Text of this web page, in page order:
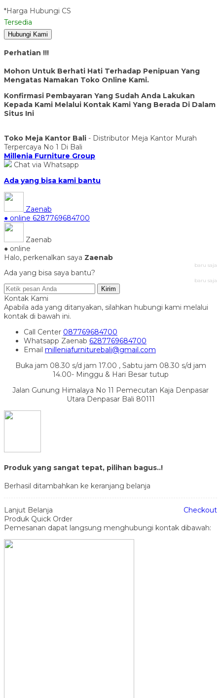
*Harga Hubungi CS
Tersedia
Hubungi Kami
Perhatian !!!
Mohon Untuk Berhati Hati Terhadap Penipuan Yang
Mengatas Namakan Toko Online Kami.
Konfirmasi Pembayaran Yang Sudah Anda Lakukan
Kepada Kami Melalui Kontak Kami Yang Berada Di Dalam
Situs Ini
Toko Meja Kantor Bali - Distributor Meja Kantor Murah
Terpercaya No 1 Di Bali
Millenia Furniture Group
Chat via Whatsapp
Ada yang bisa kami bantu
Zaenab
● online 6287769684700
Zaenab
● online
Halo, perkenalkan saya Zaenab
baru saja
Ada yang bisa saya bantu?
baru saja
Kirim
Kontak Kami
Apabila ada yang ditanyakan, silahkan hubungi kami melalui
kontak di bawah ini.
Call Center 087769684700
Whatsapp Zaenab 6287769684700
Email milleniafurniturebali@gmail.com
Buka jam 08.30 s/d jam 17.00 , Sabtu jam 08.30 s/d jam
14.00- Minggu & Hari Besar tutup
Jalan Gunung Himalaya No 11 Pemecutan Kaja Denpasar
Utara Denpasar Bali 80111
Produk yang sangat tepat, pilihan bagus..!
Berhasil ditambahkan ke keranjang belanja
Lanjut Belanja
Checkout
Produk Quick Order
Pemesanan dapat langsung menghubungi kontak dibawah: